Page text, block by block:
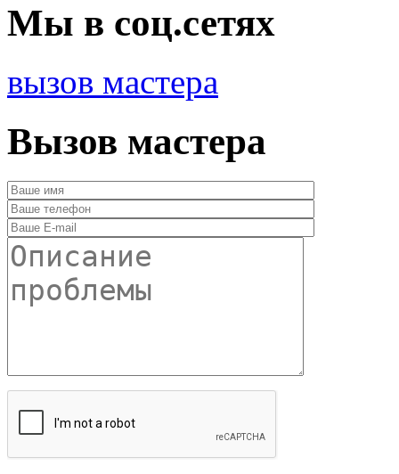
Мы в соц.сетях
вызов мастера
Вызов мастера